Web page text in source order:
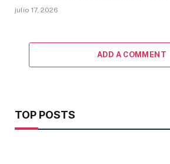
julio 17, 2026
ADD A COMMENT
TOP POSTS